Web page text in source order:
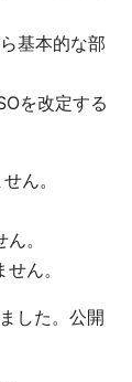
基本的な部
を改定する
せん。
。
ん。
した。公開